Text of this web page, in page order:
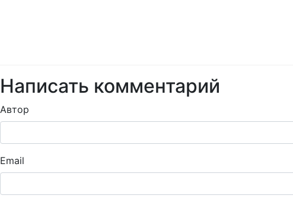
Написать комментарий
Автор
Email